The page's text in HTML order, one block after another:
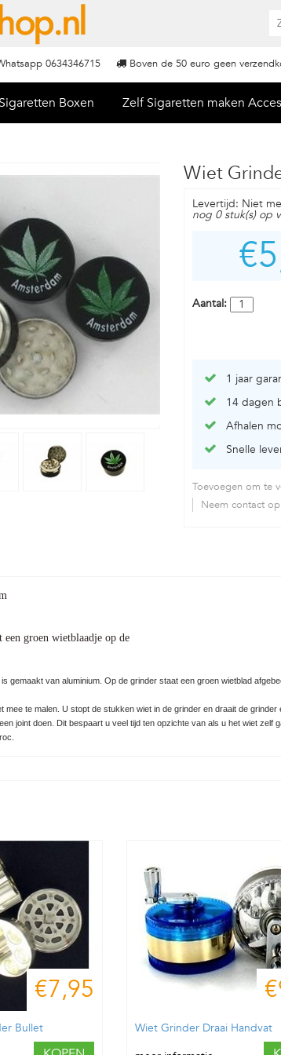
Boven de 50 euro geen
0634346715
Sigaretten Boxen Zelf Sigaretten maken
Wiet
Levertijd: Niet
nog 0 stuk(s) op
Aantal:
1 jaar
14 dagen
Afhalen
Snelle
Toevoegen om te
Neem contact
een groen wietblaadje op de
gemaakt van aluminium. Op de grinder staat een groen wietblad
mee te malen. U stopt de stukken wiet in de grinder en draait de
joint doen. Dit bespaart u veel tijd ten opzichte van als u het wiet
€7,95
Bullet
Wiet Grinder Draai Handvat